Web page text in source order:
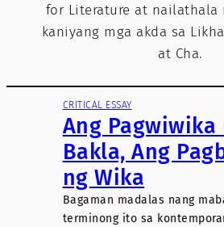
for Literature at nailathala
kaniyang mga akda sa
at Cha.
CRITICAL ESSAY
Ang Pagwiwika
Bakla, Ang
ng Wika
Bagaman madalas nang
terminong ito sa